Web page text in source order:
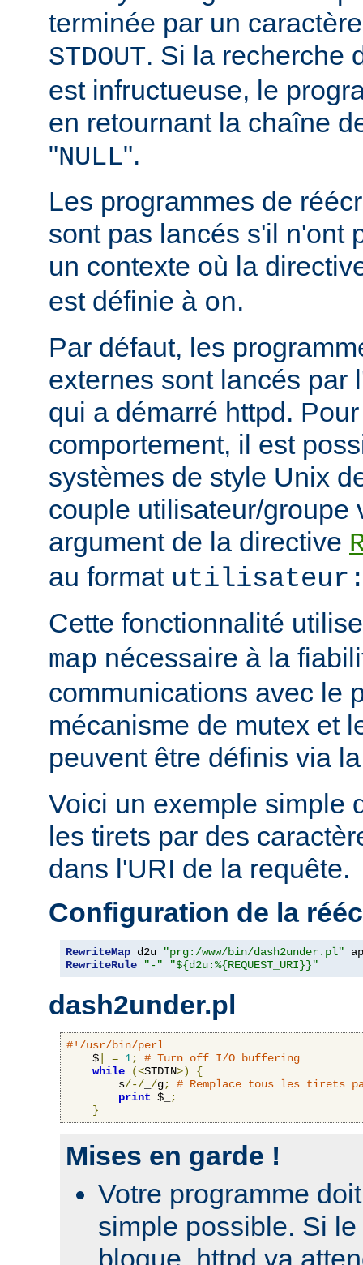
terminée par un
STDOUT. Si la recherche
est infructueuse, le
en retournant la chaîne
"NULL".
Les programmes de
sont pas lancés s'il n'ont
un contexte où la
est définie à on.
Par défaut, les
externes sont lancés par
qui a démarré httpd.
comportement, il est
systèmes de style Unix
couple utilisateur/groupe
argument de la directive
au format
Cette fonctionnalité
map nécessaire à la
communications avec le
mécanisme de mutex et
peuvent être définis via
Voici un exemple simple
les tirets par des
dans l'URI de la requête.
Configuration de la
RewriteMap d2u "prg:/www/bin/dash2under.pl"
RewriteRule
"-" "${d2u:%{REQUEST_URI}}"
dash2under.pl
#!/usr/bin/perl
    $
= 1;
# Turn off I/O buffering
while
(<STDIN>)
{
        s
/-/ /g;
# Remplace tous les tirets
print $_
;
}
Mises en garde !
Votre programme
simple possible. Si
bloque, httpd va